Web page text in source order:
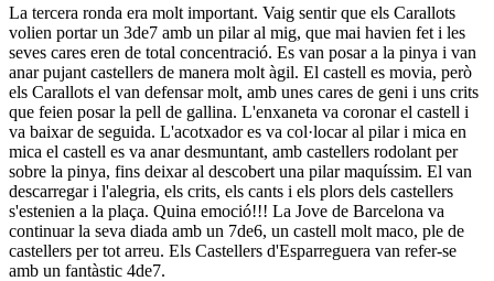
La tercera ronda era molt important. Vaig sentir que els Carallots
volien portar un 3de7 amb un pilar al mig, que mai havien fet i les
seves cares eren de total concentració. Es van posar a la pinya i van
anar pujant castellers de manera molt àgil. El castell es movia, però
els Carallots el van defensar molt, amb unes cares de geni i uns crits
que feien posar la pell de gallina. L'enxaneta va coronar el castell i
va baixar de seguida. L'acotxador es va col·locar al pilar i mica en
mica el castell es va anar desmuntant, amb castellers rodolant per
sobre la pinya, fins deixar al descobert una pilar maquíssim. El van
descarregar i l'alegria, els crits, els cants i els plors dels castellers
s'estenien a la plaça. Quina emoció!!! La Jove de Barcelona va
continuar la seva diada amb un 7de6, un castell molt maco, ple de
castellers per tot arreu. Els Castellers d'Esparreguera van refer-se
amb un fantàstic 4de7.